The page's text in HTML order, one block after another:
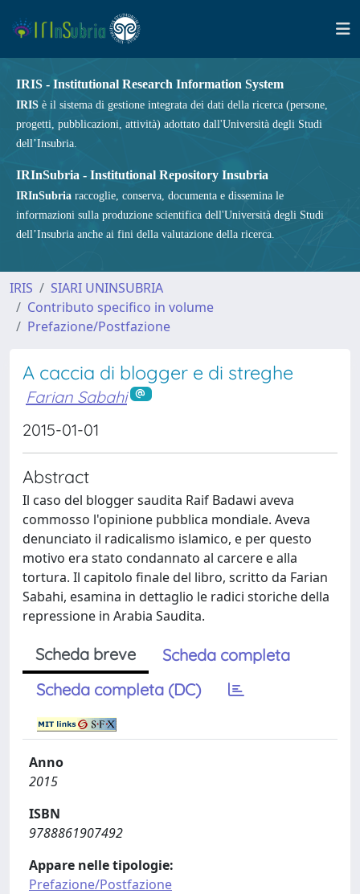
IRIS - Institutional Research Information System
IRIS è il sistema di gestione integrata dei dati della ricerca (persone,
progetti, pubblicazioni, attività) adottato dall'Università degli Studi
dell’Insubria.
IRInSubria - Institutional Repository Insubria
IRInSubria raccoglie, conserva, documenta e dissemina le
informazioni sulla produzione scientifica dell'Università degli Studi
dell’Insubria anche ai fini della valutazione della ricerca.
IRIS
SIARI UNINSUBRIA
Contributo specifico in volume
Prefazione/Postfazione
A caccia di blogger e di streghe
Farian Sabahi
2015-01-01
Abstract
Il caso del blogger saudita Raif Badawi aveva
commosso l'opinione pubblica mondiale. Aveva
denunciato il radicalismo islamico, e per questo
motivo era stato condannato al carcere e alla
tortura. Il capitolo finale del libro, scritto da Farian
Sabahi, esamina in dettaglio le radici storiche della
repressione in Arabia Saudita.
Scheda breve
Scheda completa
Scheda completa (DC)
Anno
2015
ISBN
9788861907492
Appare nelle tipologie:
Prefazione/Postfazione